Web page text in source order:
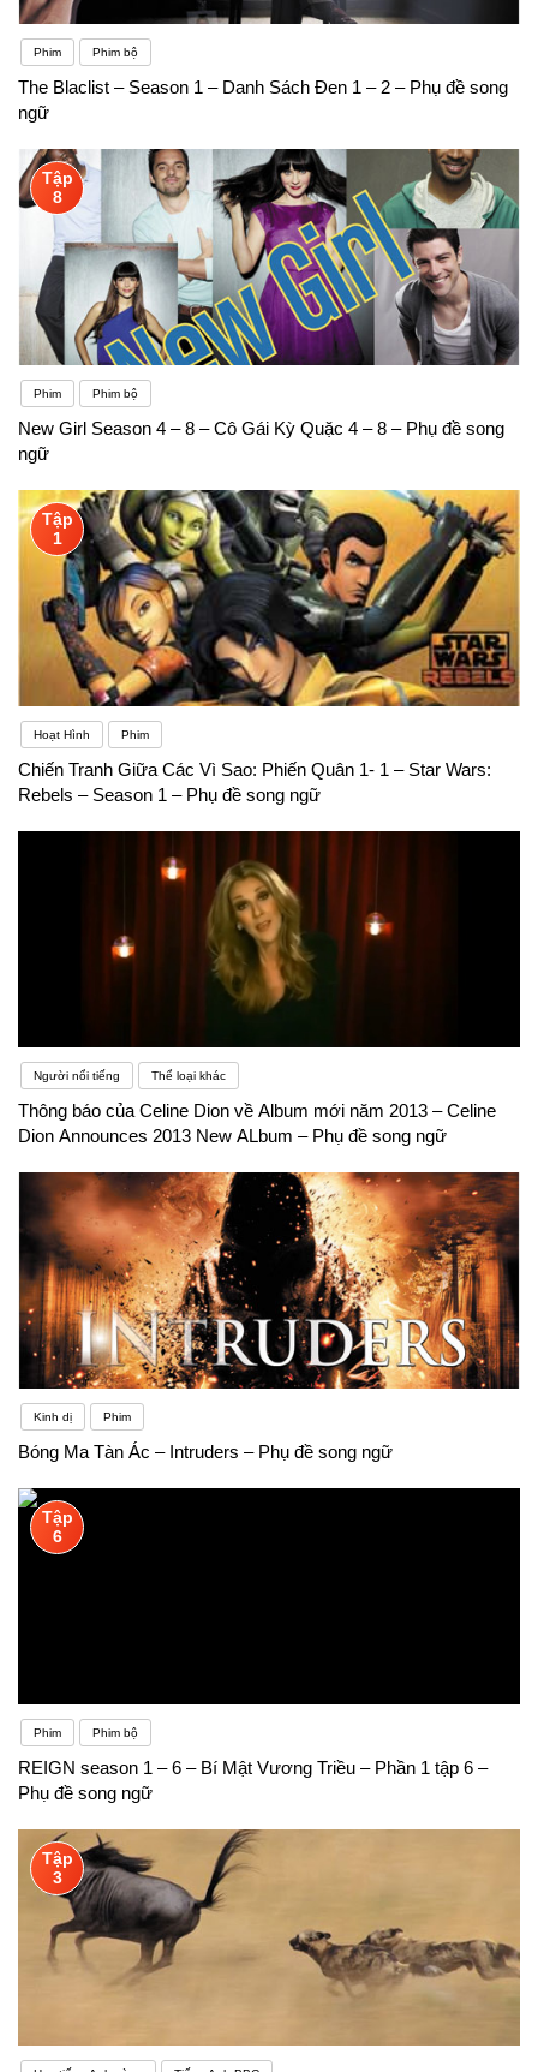
Phim Phim bộ
The Blaclist – Season 1 – Danh Sách Đen 1 – 2 – Phụ đề song
ngữ
Tập
8
Phim Phim bộ
New Girl Season 4 – 8 – Cô Gái Kỳ Quặc 4 – 8 – Phụ đề song
ngữ
Tập
1
Hoạt Hình Phim
Chiến Tranh Giữa Các Vì Sao: Phiến Quân 1- 1 – Star Wars:
Rebels – Season 1 – Phụ đề song ngữ
Người nổi tiếng Thể loại khác
Thông báo của Celine Dion về Album mới năm 2013 – Celine
Dion Announces 2013 New ALbum – Phụ đề song ngữ
Kinh dị Phim
Bóng Ma Tàn Ác – Intruders – Phụ đề song ngữ
Tập
6
Phim Phim bộ
REIGN season 1 – 6 – Bí Mật Vương Triều – Phần 1 tập 6 –
Phụ đề song ngữ
Tập
3